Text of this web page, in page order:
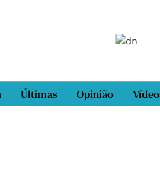
Últimas Opinião